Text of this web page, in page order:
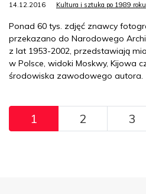
14.12.2016 Kultura i sztuka po 1989 roku
Ponad 60 tys. zdjęć znawcy
przekazano do Narodowego
z lat 1953-2002, przedstawiają
w Polsce, widoki Moskwy, Kijowa
środowiska zawodowego autora.
Pagination
1 2 3